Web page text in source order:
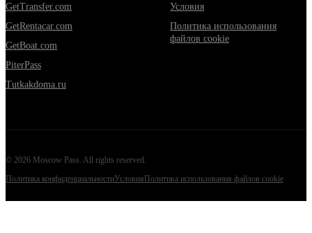
GetTransfer.com
GetRentacar.com
GetBoat.com
PiterPass
Tutkakdoma.ru
Условия
Политика использования
файлов cookie
© 2026 Moscow Pass. All rights reserved.
Политика конфиденциальностиУсловия Политика использования файлов cookie